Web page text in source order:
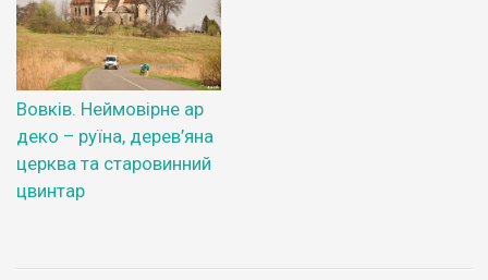
Вовків. Неймовірне ар
деко – руїна, дерев’яна
церква та старовинний
цвинтар